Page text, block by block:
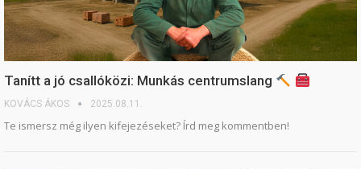
Tanítt a jó csallóközi: Munkás centrumslang
KOVÁCS ÁKOS 2025.08.11.
Te ismersz még ilyen kifejezéseket? Írd meg kommentben!